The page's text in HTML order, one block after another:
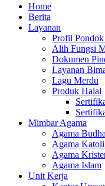
Home
Berita
Layanan
Profil Pondok
Alih Fungsi
Dokumen
Layanan
Lagu Merdu
Produk Halal
Mimbar Agama
Agama Budha
Agama
Agama
Agama Islam
Unit Kerja